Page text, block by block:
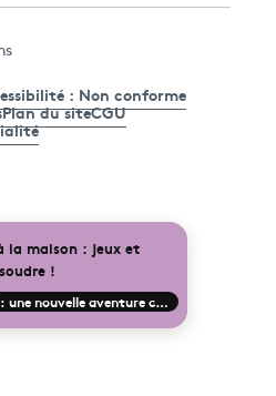
: Non conforme
Plan du siteCGU
la maison : jeux et
!
nouvelle aventure commence !